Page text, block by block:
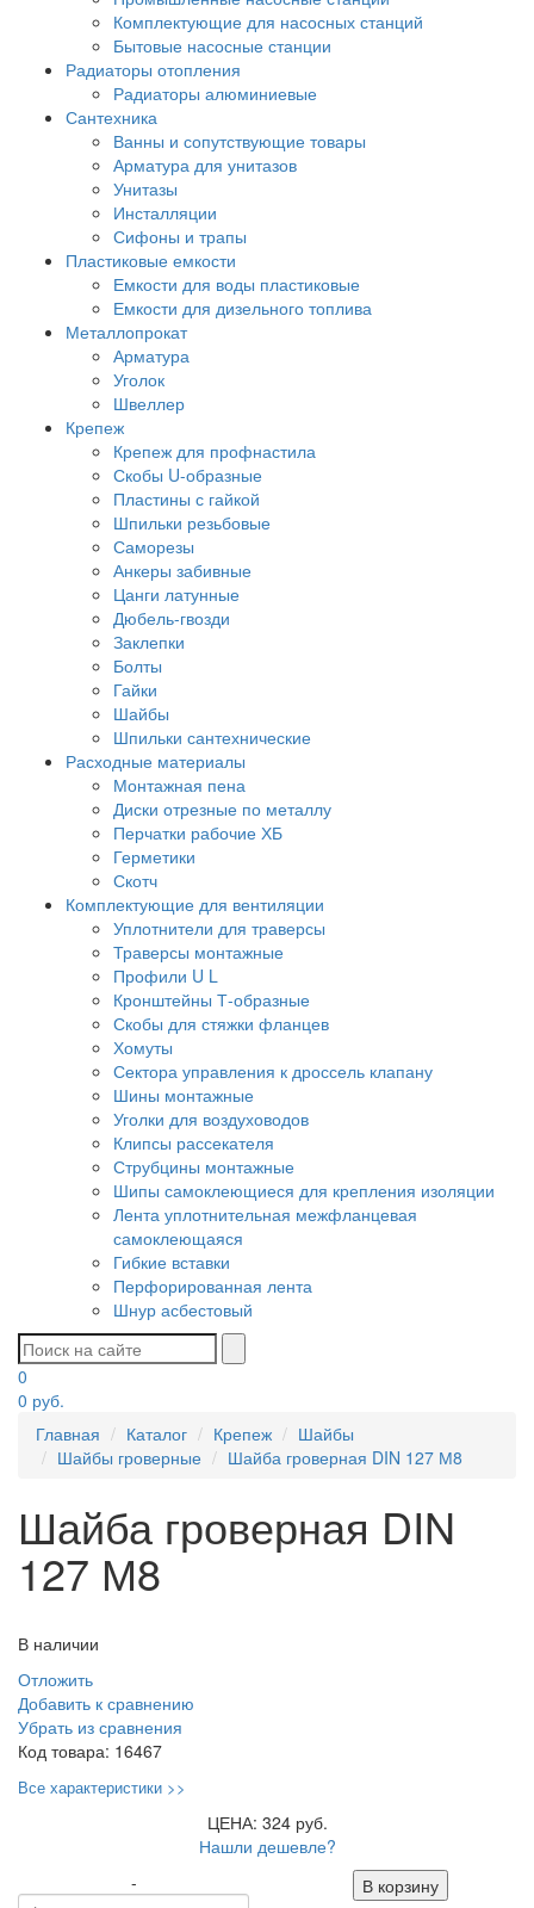
Комплектующие для насосных станций
Бытовые насосные станции
Радиаторы отопления
Радиаторы алюминиевые
Сантехника
Ванны и сопутствующие товары
Арматура для унитазов
Унитазы
Инсталляции
Сифоны и трапы
Пластиковые емкости
Емкости для воды пластиковые
Емкости для дизельного топлива
Металлопрокат
Арматура
Уголок
Швеллер
Крепеж
Крепеж для профнастила
Скобы U-образные
Пластины с гайкой
Шпильки резьбовые
Саморезы
Анкеры забивные
Цанги латунные
Дюбель-гвозди
Заклепки
Болты
Гайки
Шайбы
Шпильки сантехнические
Расходные материалы
Монтажная пена
Диски отрезные по металлу
Перчатки рабочие ХБ
Герметики
Скотч
Комплектующие для вентиляции
Уплотнители для траверсы
Траверсы монтажные
Профили U L
Кронштейны Т-образные
Скобы для стяжки фланцев
Хомуты
Сектора управления к дроссель клапану
Шины монтажные
Уголки для воздуховодов
Клипсы рассекателя
Струбцины монтажные
Шипы самоклеющиеся для крепления изоляции
Лента уплотнительная межфланцевая
самоклеющаяся
Гибкие вставки
Перфорированная лента
Шнур асбестовый
0
0 руб.
Главная
Каталог Крепеж
Шайбы
Шайбы гроверные
Шайба гроверная DIN 127 М8
Шайба гроверная DIN
127 М8
В наличии
Отложить
Добавить к сравнению
Убрать из сравнения
Код товара: 16467
Все характеристики >>
ЦЕНА: 324 руб.
Нашли дешевле?
-
В корзину